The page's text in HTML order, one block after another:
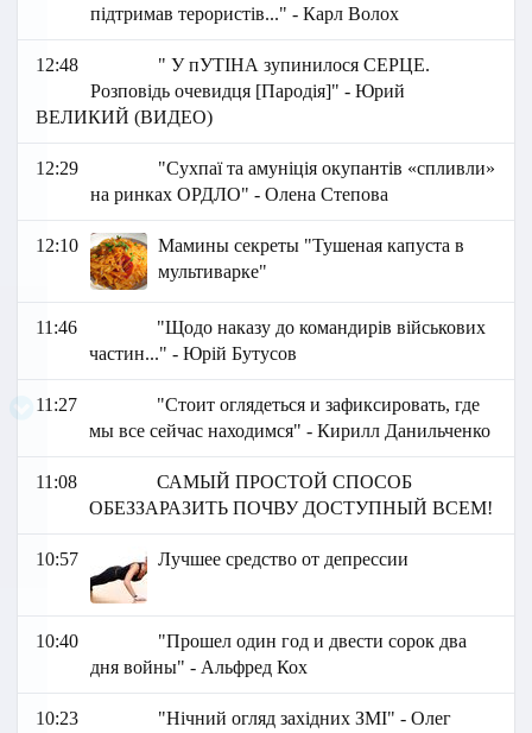
підтримав терористів..." - Карл Волох
12:48
" У пУТІНА зупинилося СЕРЦЕ.
Розповідь очевидця [Пародія]" - Юрий
ВЕЛИКИЙ (ВИДЕО)
12:29
"Сухпаї та амуніція окупантів «спливли»
на ринках ОРДЛО" - Олена Степова
12:10
Мамины секреты "Тушеная капуста в
мультиварке"
11:46
"Щодо наказу до командирів військових
частин..." - Юрій Бутусов
11:27
"Стоит оглядеться и зафиксировать, где
мы все сейчас находимся" - Кирилл Данильченко
11:08
САМЫЙ ПРОСТОЙ СПОСОБ
ОБЕЗЗАРАЗИТЬ ПОЧВУ ДОСТУПНЫЙ ВСЕМ!
10:57 Лучшее средство от депрессии
10:40
"Прошел один год и двести сорок два
дня войны" - Альфред Кох
10:23
"Нічний огляд західних ЗМІ" - Олег